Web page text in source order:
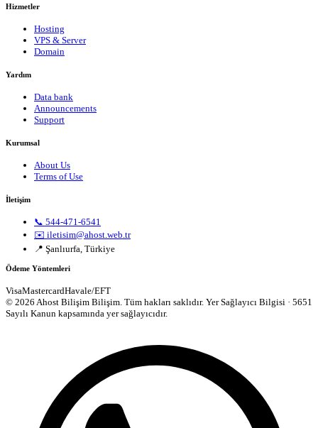
Hizmetler
Hosting
VPS & Server
Domain
Yardım
Data bank
Announcements
Support
Kurumsal
About Us
Terms of Use
İletişim
📞 544-471-6541
✉️ iletisim@ahost.web.tr
📍 Şanlıurfa, Türkiye
Ödeme Yöntemleri
VisaMastercardHavale/EFT
© 2026 Ahost Bilişim Bilişim. Tüm hakları saklıdır. Yer Sağlayıcı Bilgisi · 5651
Sayılı Kanun kapsamında yer sağlayıcıdır.